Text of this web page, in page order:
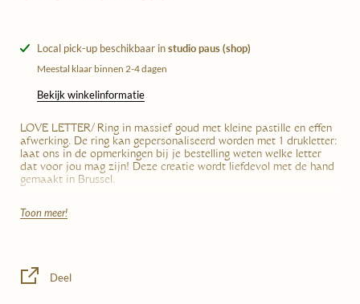
Local pick-up beschikbaar instudio paus (shop)
Meestal klaar binnen 2-4 dagen
Bekijk winkelinformatie
LOVE LETTER/ Ring in massief goud met kleine pastille en effen
afwerking. De ring kan gepersonaliseerd worden met 1 drukletter:
laat ons in de opmerkingen bij je bestelling weten welke letter
dat voor jou mag zijn! Deze creatie wordt liefdevol met de hand
gemaakt in Brussel.
Wanneer je dit juweel bestelt, doe je een
zorg de juiste maat na alvorens je bestelling te plaatsen.
Toon meer!
Deel